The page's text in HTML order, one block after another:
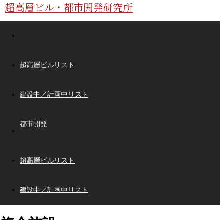
超高層ビル・都市開発研究所
超高層ビルリスト
建設中／計画中リスト
都市開発
超高層ビルリスト
建設中／計画中リスト